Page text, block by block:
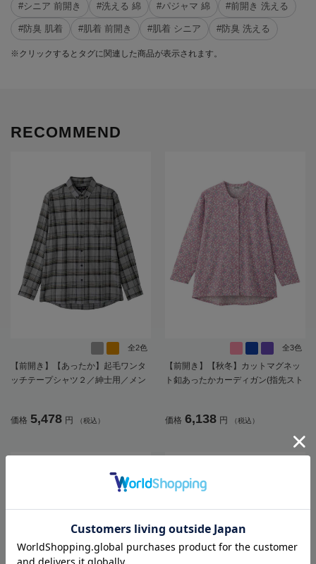
#シニア 前開き #洗える 綿 #パジャマ 綿 #前開き 洗える
#防臭 肌着 #肌着 前開き #肌着 シニア #防臭 洗える
※クリックするとタグに関連した商品が表示されます。
RECOMMEND
全2色
【前開き】【あったか】起毛ワンタ
ッチテープシャツ２／紳士用／メン
フト／プレゼント【CF】
価格 5,478 円 （税込）
全3色
【前開き】【秋冬】カットマグネッ
ト釦あったかカーディガン(指先スト
出かけ／ギフト／プレゼント【CF】
価格 6,138 円 （税込）